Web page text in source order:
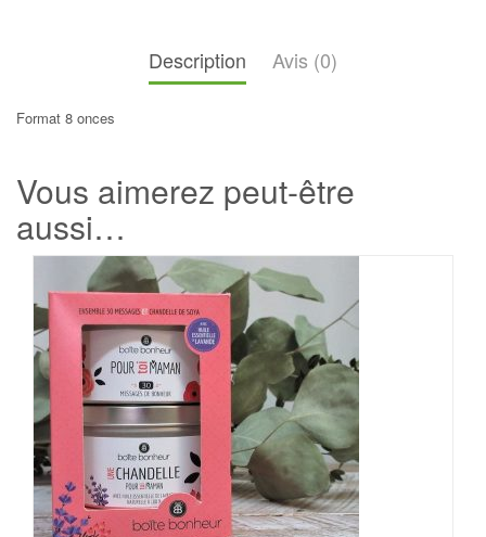
Description Avis (0)
Format 8 onces
Vous aimerez peut-être
aussi…